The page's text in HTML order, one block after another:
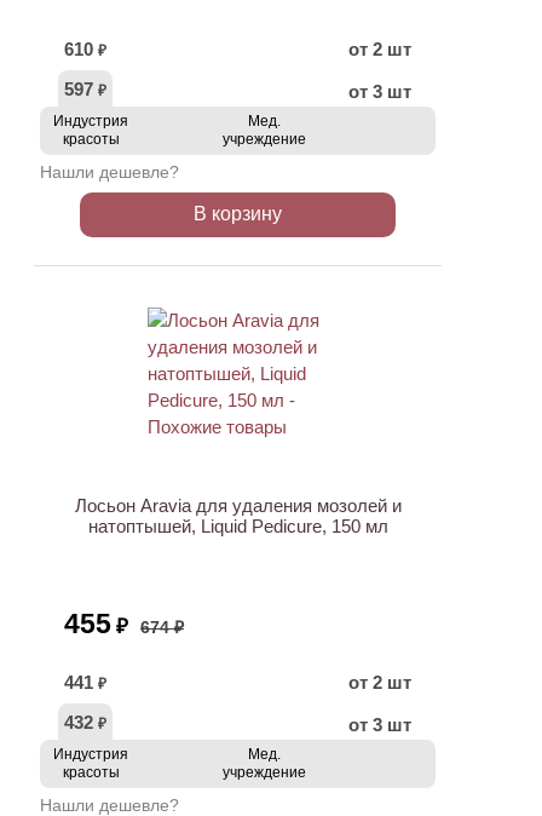
610 ₽
от 2 шт
597 ₽ от 3 шт
Индустрия
красоты
Мед.
учреждение
Нашли дешевле?
В корзину
Лосьон Aravia для удаления мозолей и
натоптышей, Liquid Pedicure, 150 мл
455 ₽ 674 ₽
441 ₽
от 2 шт
432 ₽ от 3 шт
Индустрия
красоты
Мед.
учреждение
Нашли дешевле?